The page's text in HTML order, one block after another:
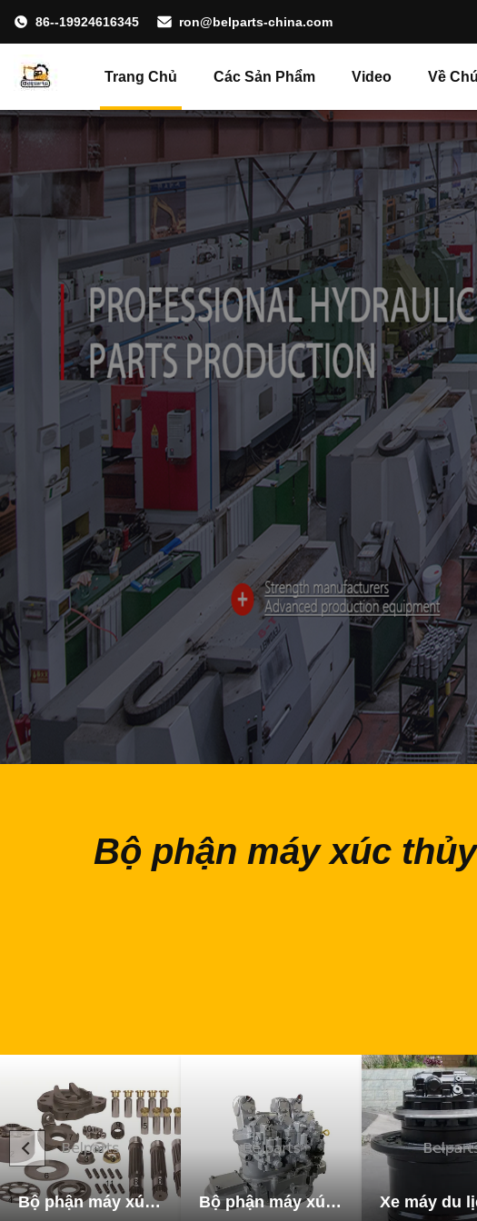
86--19924616345 ron@belparts-china.com
Trang Chủ Các Sản Phẩm Video Về
Bộ phận máy xúc
Bộ phận máy xúc thủy lực Bộ phận máy xúc bơm thủy lực